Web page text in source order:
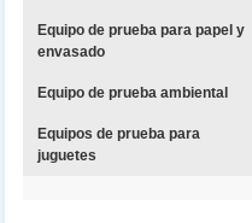
Equipo de prueba para papel y
envasado
Equipo de prueba ambiental
Equipos de prueba para
juguetes